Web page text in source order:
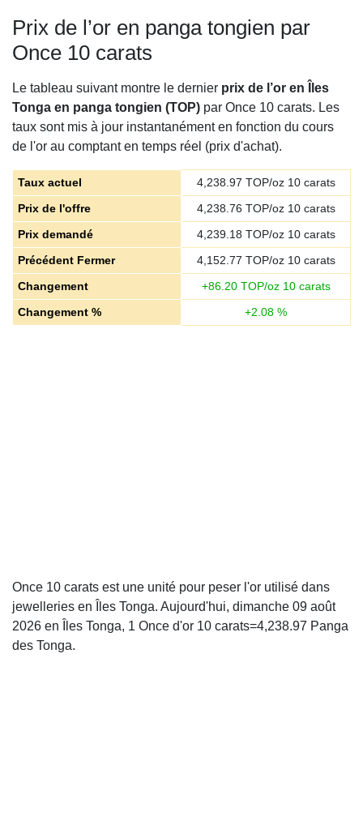
Prix de l’or en panga tongien par
Once 10 carats
Le tableau suivant montre le dernier prix de l’or en Îles
Tonga en panga tongien (TOP) par Once 10 carats. Les
taux sont mis à jour instantanément en fonction du cours
de l'or au comptant en temps réel (prix d'achat).
Taux actuel 4,238.97 TOP/oz 10 carats
Prix de l'offre
4,238.76 TOP/oz 10 carats
Prix demandé
4,239.18 TOP/oz 10 carats
Précédent Fermer
4,152.77 TOP/oz 10 carats
Changement
+86.20TOP/oz 10 carats
Changement %
+2.08 %
Once 10 carats est une unité pour peser l'or utilisé dans
jewelleries en Îles Tonga. Aujourd'hui, dimanche 09 août
2026 en Îles Tonga, 1 Once d'or 10 carats=4,238.97 Panga
des Tonga.